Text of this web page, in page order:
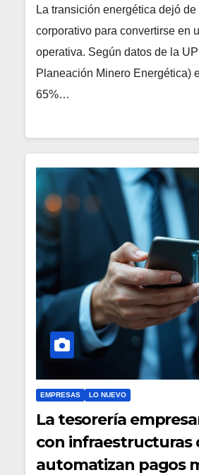
La transición energética dejó
corporativo para convertirse en
operativa. Según datos de la
Planeación Minero Energética)
65%…
EMPRESAS LO NUEVO
La tesorería
con infraestructuras
automatizan pagos